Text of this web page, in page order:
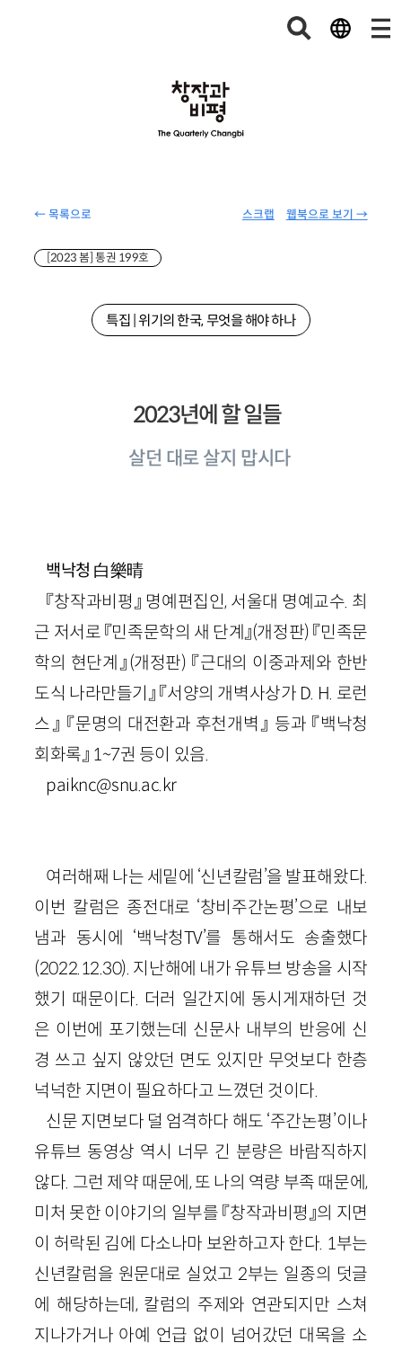
← 목록으로 웹북으로 보기 →
스크랩
[2023 봄] 통권 199호
특집 | 위기의 한국, 무엇을 해야 하나
2023년에 할 일들
살던 대로 살지 맙시다
백낙청 白樂晴
『창작과비평』 명예편집인, 서울대 명예교수. 최
근 저서로 『민족문학의 새 단계』(개정판) 『민족문
학의 현단계』(개정판) 『근대의 이중과제와 한반
도식 나라만들기』 『서양의 개벽사상가 D. H. 로런
스』 『문명의 대전환과 후천개벽』 등과 『백낙청
회화록』 1~7권 등이 있음.
paiknc@snu.ac.kr
여러해째 나는 세밑에 ‘신년칼럼’을 발표해왔다.
이번 칼럼은 종전대로 ‘창비주간논평’으로 내보
냄과 동시에 ‘백낙청TV’를 통해서도 송출했다
(2022.12.30). 지난해에 내가 유튜브 방송을 시작
했기 때문이다. 더러 일간지에 동시게재하던 것
은 이번에 포기했는데 신문사 내부의 반응에 신
경 쓰고 싶지 않았던 면도 있지만 무엇보다 한층
넉넉한 지면이 필요하다고 느꼈던 것이다.
신문 지면보다 덜 엄격하다 해도 ‘주간논평’이나
유튜브 동영상 역시 너무 긴 분량은 바람직하지
않다. 그런 제약 때문에, 또 나의 역량 부족 때문에,
미처 못한 이야기의 일부를 『창작과비평』의 지면
이 허락된 김에 다소나마 보완하고자 한다. 1부는
신년칼럼을 원문대로 실었고 2부는 일종의 덧글
에 해당하는데, 칼럼의 주제와 연관되지만 스쳐
지나가거나 아예 언급 없이 넘어갔던 대목을 소